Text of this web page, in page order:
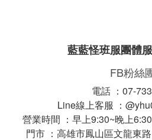
藍藍怪班服團體
FB粉絲
電話 ：07-
Line線上客服 ：
營業時間 ：早上9:30~晚上
門市 ：高雄市鳳山區文龍東